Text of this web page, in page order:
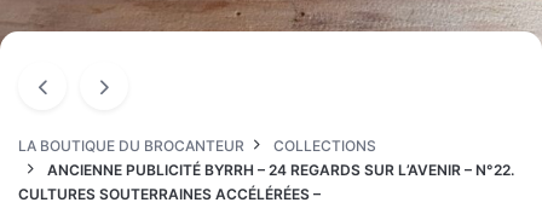
LA BOUTIQUE DU BROCANTEUR
COLLECTIONS
ANCIENNE PUBLICITÉ BYRRH – 24 REGARDS SUR L’AVENIR – N°22.
CULTURES SOUTERRAINES ACCÉLÉRÉES –